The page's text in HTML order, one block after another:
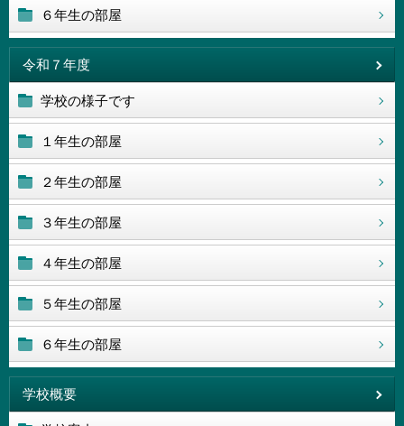
６年生の部屋
令和７年度
学校の様子です
１年生の部屋
２年生の部屋
３年生の部屋
４年生の部屋
５年生の部屋
６年生の部屋
学校概要